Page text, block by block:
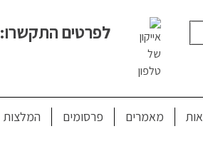
לפרטים התקשרו: 054-6425951
מאמרים פרסומים המלצות